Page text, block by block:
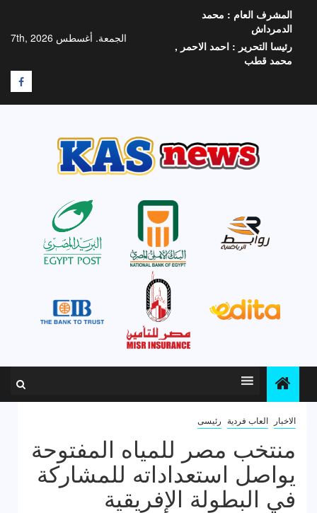
المحتوى
الجمعة. أغسطس 7th, 2026
المشرف العام : محمد
الدمرداش
رئيسا التحرير : احمد الاحمر ,
محمد قطب
F
الاخبار العاب فردية رئيسى
منتخب مصر للمياه المفتوحة
يواصل استعداداته للمشاركة
في البطولة الإفريقية